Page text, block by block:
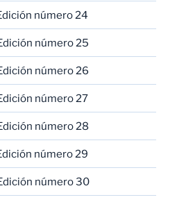
número 24
número 25
número 26
número 27
número 28
número 29
número 30